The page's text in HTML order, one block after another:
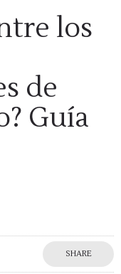
los
de
Guía
SHARE